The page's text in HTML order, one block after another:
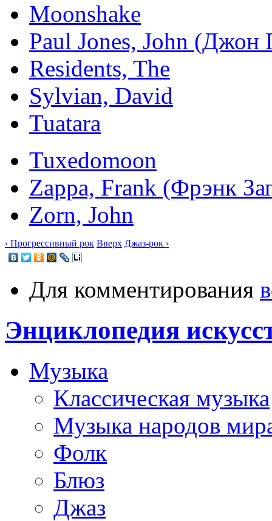
Moonshake
Paul Jones, John
Residents, The
Sylvian, David
Tuatara
Tuxedomoon
Zappa, Frank (Фрэнк
Zorn, John
‹ Прогрессивный рок Вверх Джаз-рок ›
Для комментирования
Энциклопедия
Музыка
Классическая музыка
Музыка народов
Фолк
Блюз
Джаз